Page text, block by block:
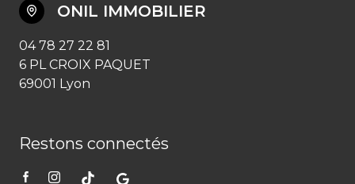
ONIL IMMOBILIER
04 78 27 22 81
6 PL CROIX PAQUET
69001 Lyon
Restons connectés